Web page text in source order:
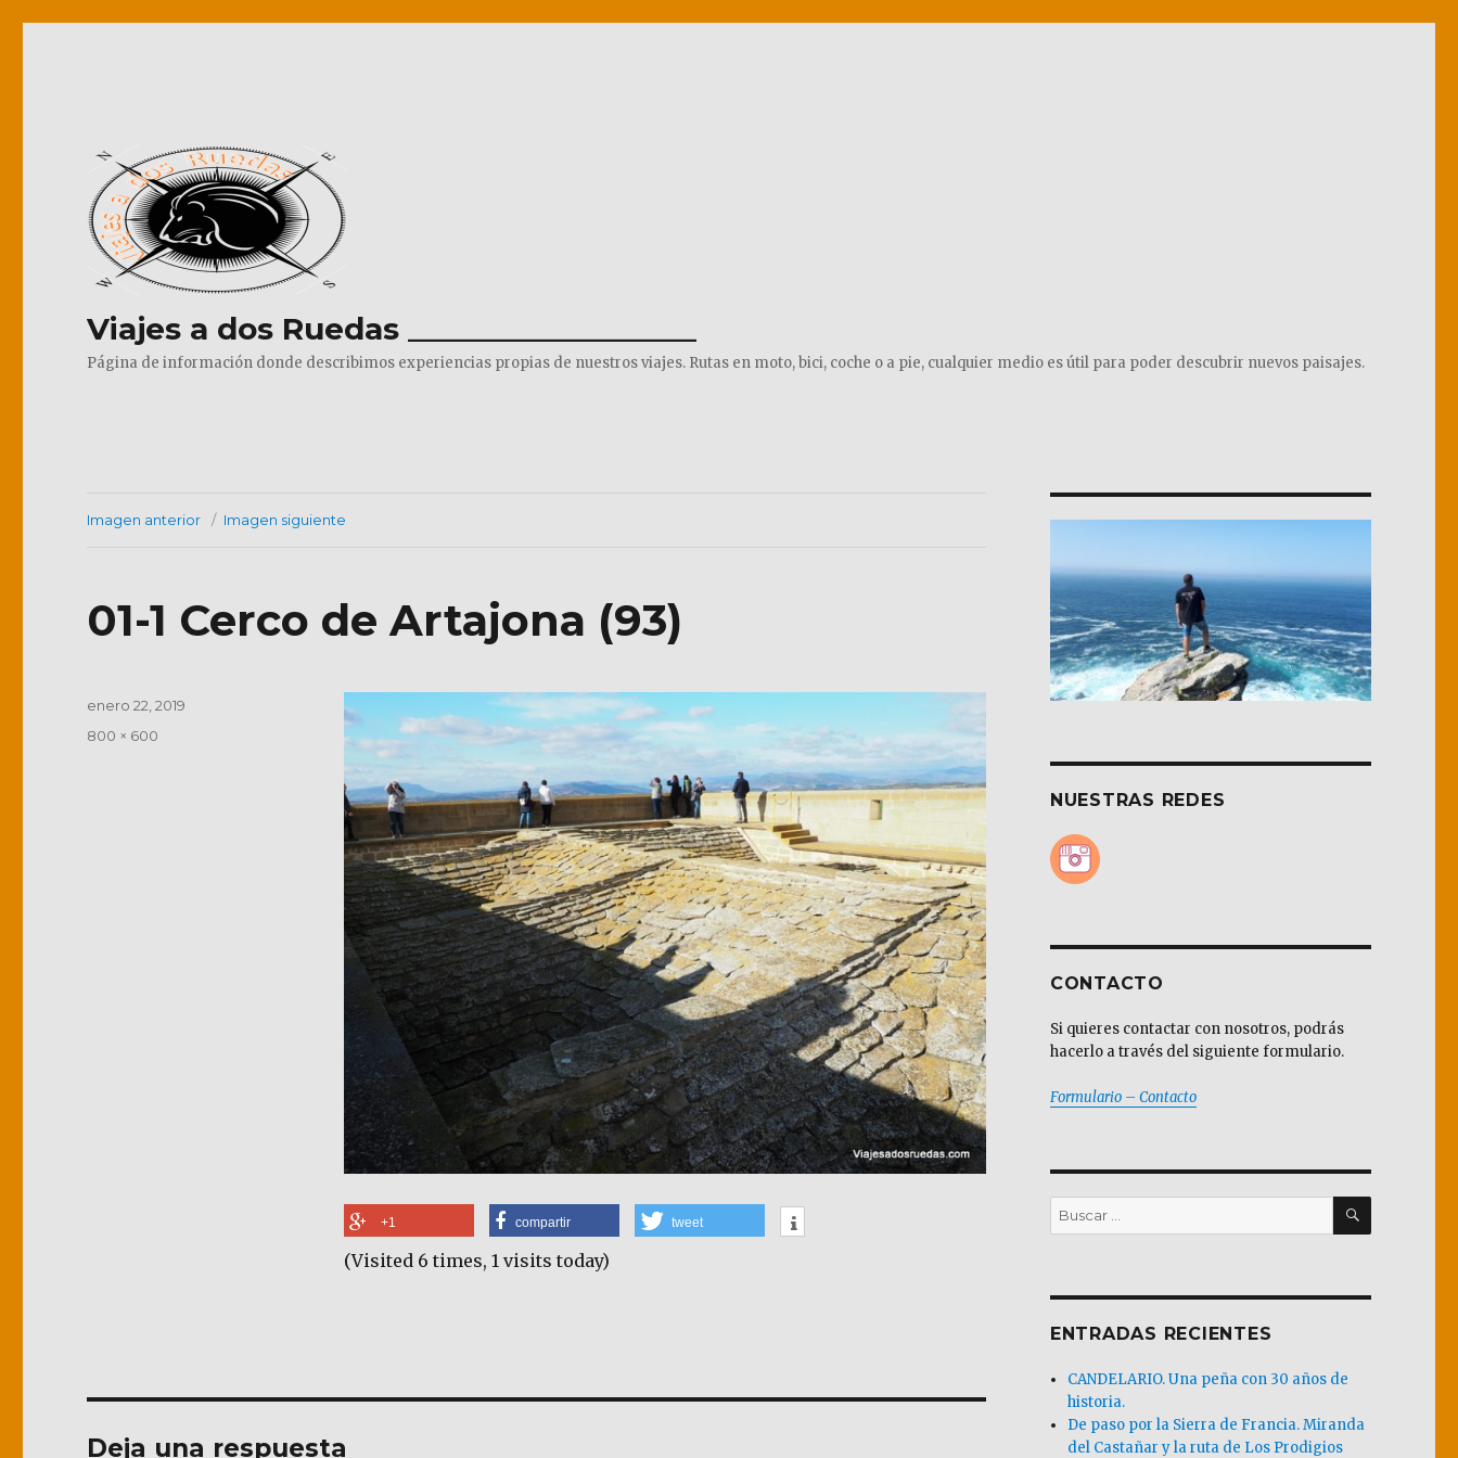
Viajes a dos Ruedas ___________________
Página de información donde describimos experiencias propias de nuestros viajes. Rutas en moto, bici, coche o a pie, cualquier medio es útil para poder descubrir nuevos paisajes.
Imagen anterior Imagen siguiente
01-1 Cerco de Artajona (93)
+1 compartir tweet
(Visited 6 times, 1 visits today)
Publicado
enero 22, 2019
Tamaño
800 × 600
Deja una respuesta
NUESTRAS REDES
CONTACTO
Si quieres contactar con nosotros, podrás
hacerlo a través del siguiente formulario.
Formulario – Contacto
Buscar
por:
BUSCAR
ENTRADAS RECIENTES
CANDELARIO. Una peña con 30 años de
historia.
De paso por la Sierra de Francia. Miranda
del Castañar y la ruta de Los Prodigios